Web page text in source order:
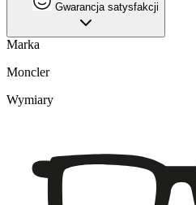
Gwarancja satysfakcji
Marka
Moncler
Wymiary